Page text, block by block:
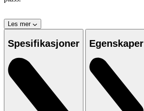
Les mer
Spesifikasjoner Egenskaper